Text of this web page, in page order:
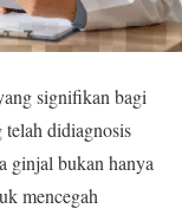
signifikan bagi
didiagnosis
ginjal bukan hanya
mencegah